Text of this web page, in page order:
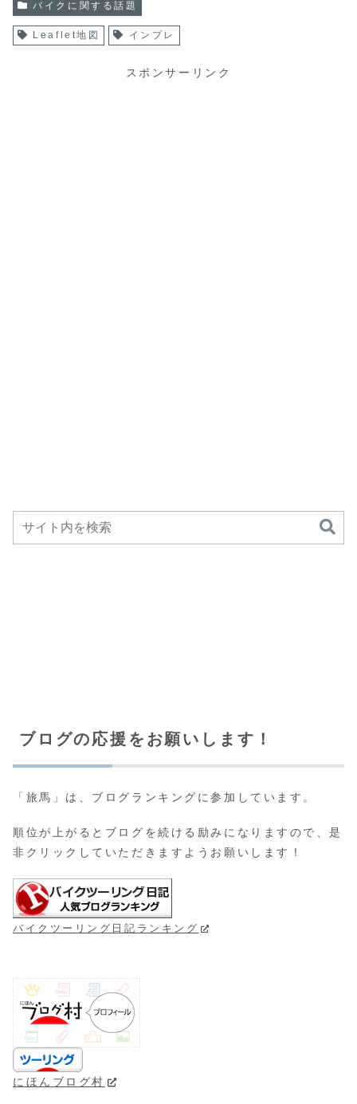
バイクに関する話題
Leaflet地図 インプレ
スポンサーリンク
ブログの応援をお願いします！
「旅馬」は、ブログランキングに参加しています。
順位が上がるとブログを続ける励みになりますので、是
非クリックしていただきますようお願いします！
バイクツーリング日記ランキング
にほんブログ村